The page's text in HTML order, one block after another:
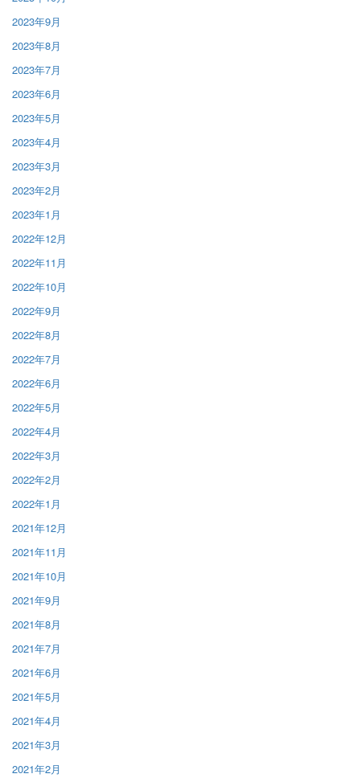
2023年9月
2023年8月
2023年7月
2023年6月
2023年5月
2023年4月
2023年3月
2023年2月
2023年1月
2022年12月
2022年11月
2022年10月
2022年9月
2022年8月
2022年7月
2022年6月
2022年5月
2022年4月
2022年3月
2022年2月
2022年1月
2021年12月
2021年11月
2021年10月
2021年9月
2021年8月
2021年7月
2021年6月
2021年5月
2021年4月
2021年3月
2021年2月